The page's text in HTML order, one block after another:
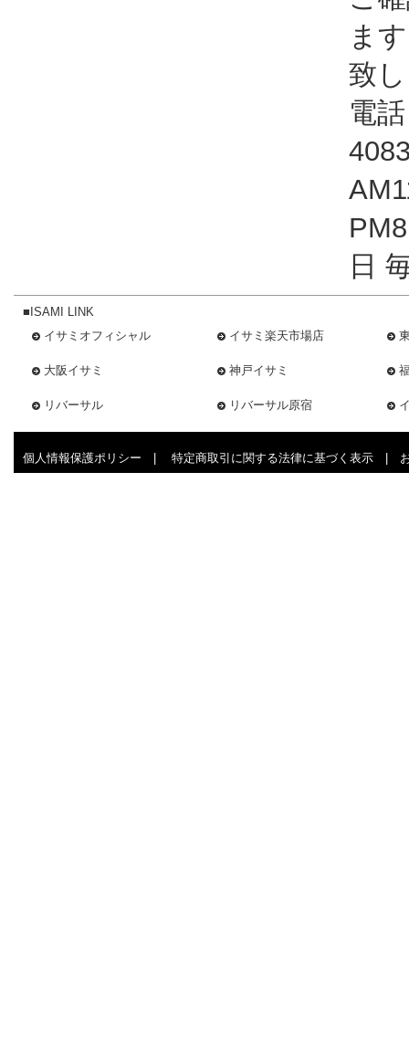
ま
致
電
日
■ISAMI LINK
イサミオフィシャル
イサミ楽天市場店
大阪イサミ 神戸イサミ
リバーサル リバーサル原宿
個人情報保護ポリシー 特定商取引に関する法律に基づく表示